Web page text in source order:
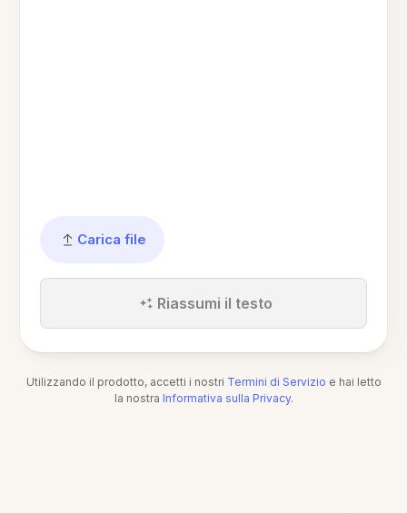
Carica file
Riassumi il testo
Utilizzando il prodotto, accetti i nostri Termini di Servizio e hai letto
la nostra Informativa sulla Privacy.